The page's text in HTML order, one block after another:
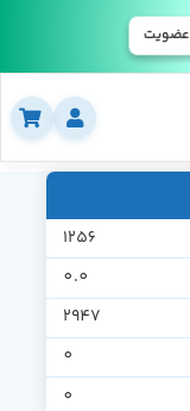
عضویت
1256
0.0
2947
0
0